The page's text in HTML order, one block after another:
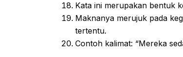
Kata ini merupakan bentuk
Maknanya merujuk pada
tertentu.
Contoh kalimat: “Mereka